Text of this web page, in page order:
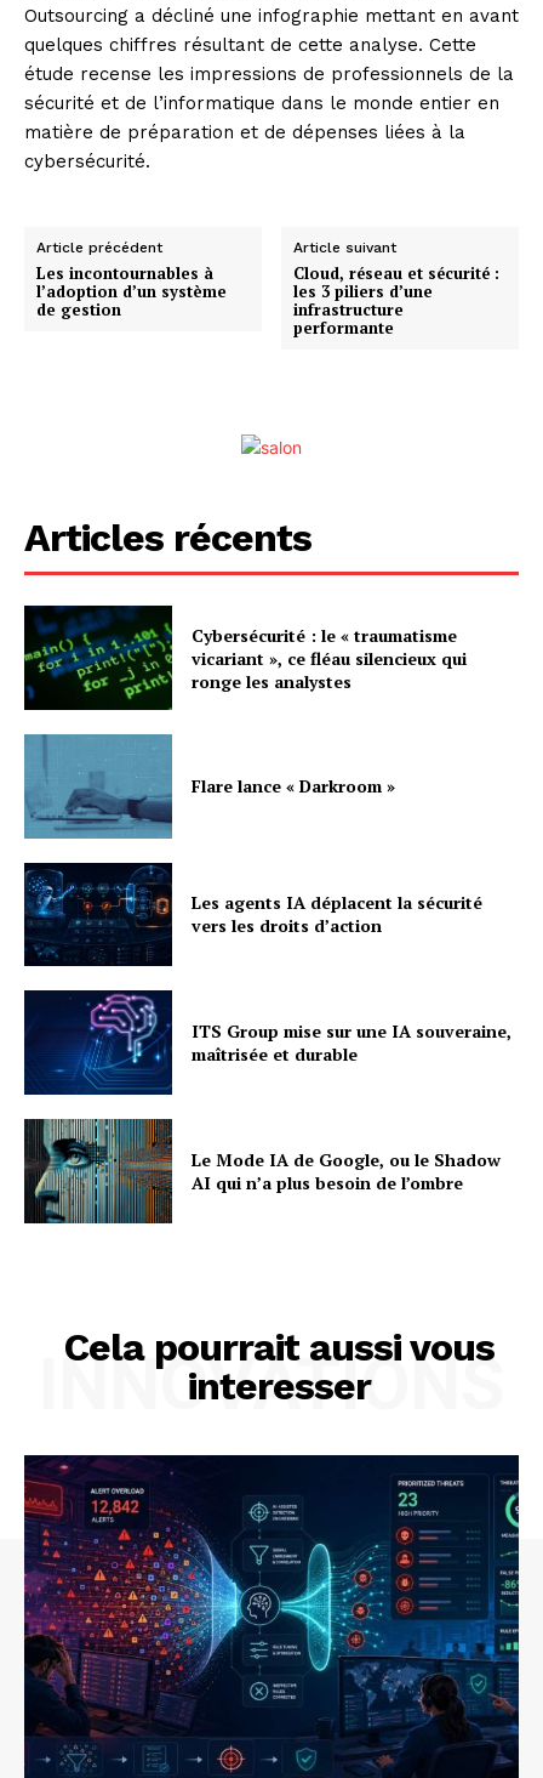
Outsourcing a décliné une infographie mettant en avant
quelques chiffres résultant de cette analyse. Cette
étude recense les impressions de professionnels de la
sécurité et de l’informatique dans le monde entier en
matière de préparation et de dépenses liées à la
cybersécurité.
Article précédent
Les incontournables à
l’adoption d’un système
de gestion
Article suivant
Cloud, réseau et sécurité :
les 3 piliers d’une
infrastructure
performante
Articles récents
Cybersécurité : le « traumatisme
vicariant », ce fléau silencieux qui
ronge les analystes
Flare lance « Darkroom »
Les agents IA déplacent la sécurité
vers les droits d’action
ITS Group mise sur une IA souveraine,
maîtrisée et durable
Le Mode IA de Google, ou le Shadow
AI qui n’a plus besoin de l’ombre
Cela pourrait aussi vous
interesser
INNOVATIONS